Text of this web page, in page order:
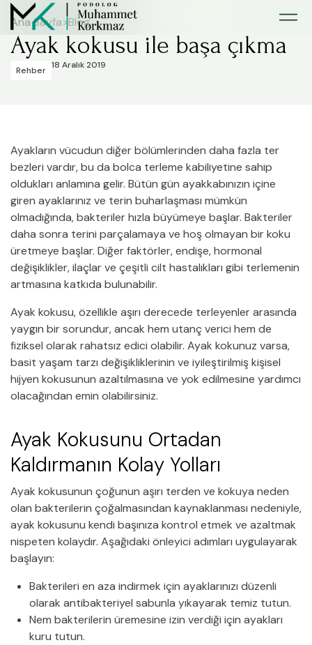
Ana Sayfa>Blog
Ayak kokusu ile başa çıkma
Rehber 18 Aralık 2019
Ayakların vücudun diğer bölümlerinden daha fazla ter
bezleri vardır, bu da bolca terleme kabiliyetine sahip
oldukları anlamına gelir. Bütün gün ayakkabınızın içine
giren ayaklarınız ve terin buharlaşması mümkün
olmadığında, bakteriler hızla büyümeye başlar. Bakteriler
daha sonra terini parçalamaya ve hoş olmayan bir koku
üretmeye başlar. Diğer faktörler, endişe, hormonal
değişiklikler, ilaçlar ve çeşitli cilt hastalıkları gibi terlemenin
artmasına katkıda bulunabilir.
Ayak kokusu, özellikle aşırı derecede terleyenler arasında
yaygın bir sorundur, ancak hem utanç verici hem de
fiziksel olarak rahatsız edici olabilir. Ayak kokunuz varsa,
basit yaşam tarzı değişikliklerinin ve iyileştirilmiş kişisel
hijyen kokusunun azaltılmasına ve yok edilmesine yardımcı
olacağından emin olabilirsiniz.
Ayak Kokusunu Ortadan
Kaldırmanın Kolay Yolları
Ayak kokusunun çoğunun aşırı terden ve kokuya neden
olan bakterilerin çoğalmasından kaynaklanması nedeniyle,
ayak kokusunu kendi başınıza kontrol etmek ve azaltmak
nispeten kolaydır. Aşağıdaki önleyici adımları uygulayarak
başlayın:
Bakterileri en aza indirmek için ayaklarınızı düzenli
olarak antibakteriyel sabunla yıkayarak temiz tutun.
Nem bakterilerin üremesine izin verdiği için ayakları
kuru tutun.